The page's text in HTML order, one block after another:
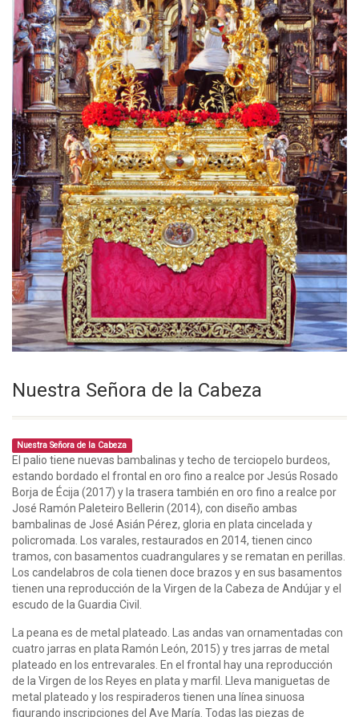
Nuestra Señora de la Cabeza
Nuestra Señora de la Cabeza
El palio tiene nuevas bambalinas y techo de terciopelo burdeos,
estando bordado el frontal en oro fino a realce por Jesús Rosado
Borja de Écija (2017) y la trasera también en oro fino a realce por
José Ramón Paleteiro Bellerin (2014), con diseño ambas
bambalinas de José Asián Pérez, gloria en plata cincelada y
policromada. Los varales, restaurados en 2014, tienen cinco
tramos, con basamentos cuadrangulares y se rematan en perillas.
Los candelabros de cola tienen doce brazos y en sus basamentos
tienen una reproducción de la Virgen de la Cabeza de Andújar y el
escudo de la Guardia Civil.
La peana es de metal plateado. Las andas van ornamentadas con
cuatro jarras en plata Ramón León, 2015) y tres jarras de metal
plateado en los entrevarales. En el frontal hay una reproducción
de la Virgen de los Reyes en plata y marfil. Lleva maniguetas de
metal plateado y los respiraderos tienen una línea sinuosa
figurando inscripciones del Ave María. Todas las piezas de